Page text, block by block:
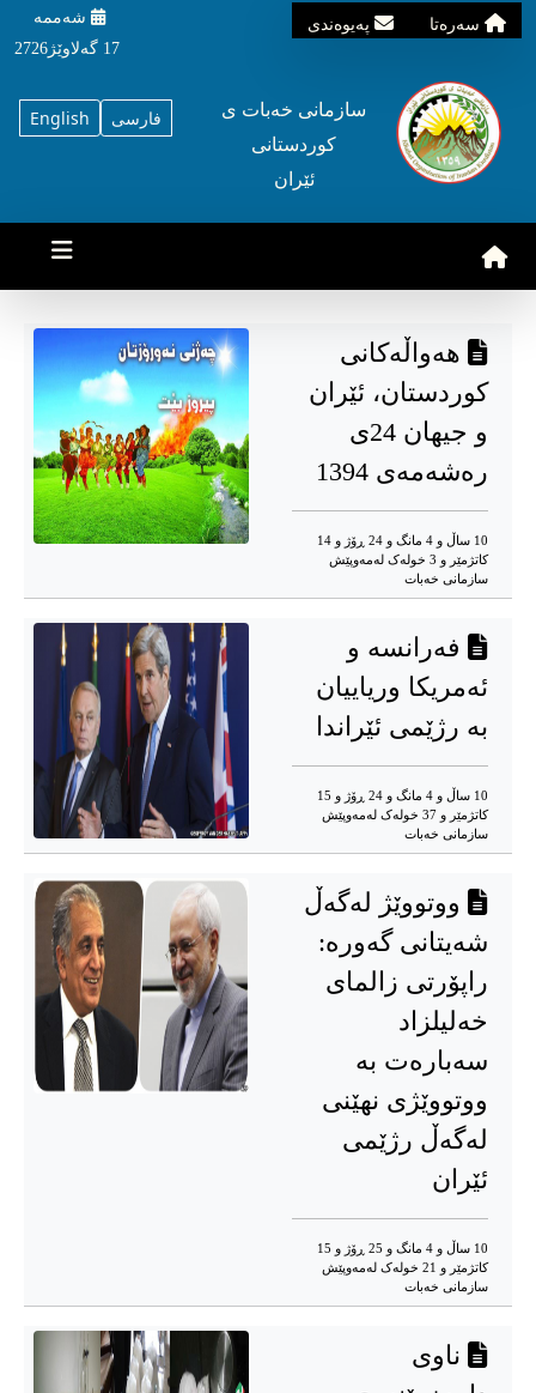
سه‌ره‌تا په‌یوه‌ندی
شه‌ممه‌
17 گه‌لاوێژ2726
English فارسی
سازمانی خه‌بات ی
کوردستانی
ئێران
هەواڵەکانی
کوردستان، ئێران
و جیهان 24ی
رەشەمەی 1394
10 ساڵ و 4 مانگ و 24 ڕۆژ و 14
کاتژمێر و 3 خوله‌ک له‌مه‌وپێش‌
سازمانی خەبات
فەرانسە و
ئەمریکا وریاییان
بە رژێمی ئێراندا
10 ساڵ و 4 مانگ و 24 ڕۆژ و 15
کاتژمێر و 37 خوله‌ک له‌مه‌وپێش‌
سازمانی خەبات
ووتووێژ لەگەڵ
شەیتانی گەورە:
راپۆرتی زالمای
خەلیلزاد
سەبارەت بە
ووتووێژی نهێنی
لەگەڵ رژێمی
ئێران
10 ساڵ و 4 مانگ و 25 ڕۆژ و 15
کاتژمێر و 21 خوله‌ک له‌مه‌وپێش‌
سازمانی خەبات
ناوی